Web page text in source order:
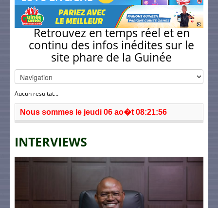
Retrouvez en temps réel et en
continu des infos inédites sur le
site phare de la Guinée
Aucun resultat...
Nous sommes le jeudi 06 ao�t 08:21:56
INTERVIEWS